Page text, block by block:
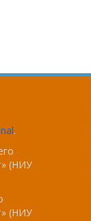
.
(НИУ
(НИУ